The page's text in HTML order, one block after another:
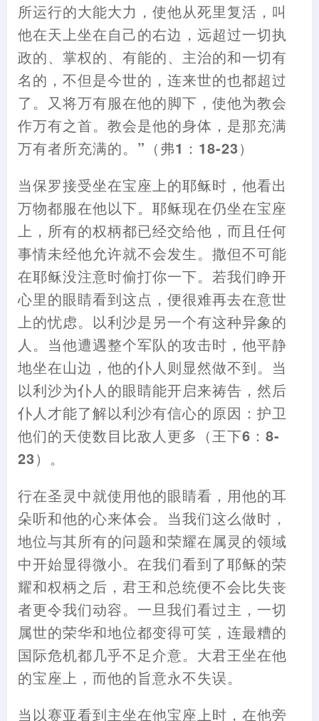
所运行的大能大力 ， 使他从死里复活 ， 叫
他在天上坐在自己的右边 ， 远超过一切执
政的、掌权的、有能的、主治的和一切有
名的 ， 不但是今世的 ， 连来世的也都超过
了。又将万有服在他的脚下 ， 使他为教会
作万有之首。教会是他的身体 ， 是那充满
万有者所充满的。” （弗1 ： 18-23）
当保罗接受坐在宝座上的耶稣时 ， 他看出
万物都服在他以下。耶稣现在仍坐在宝座
上 ， 所有的权柄都已经交给他 ， 而且任何
事情未经他允许就不会发生。撒但不可能
在耶稣没注意时偷打你一下。若我们睁开
心里的眼睛看到这点 ， 便很难再去在意世
上的忧虑。以利沙是另一个有这种异象的
人。当他遭遇整个军队的攻击时 ， 他平静
地坐在山边 ， 他的仆人则显然做不到。当
以利沙为仆人的眼睛能开启来祷告 ， 然后
仆人才能了解以利沙有信心的原因 ： 护卫
他们的天使数目比敌人更多 （王下6 ： 8-
23）。
行在圣灵中就使用他的眼睛看 ， 用他的耳
朵听和他的心来体会。当我们这么做时 ，
地位与其所有的问题和荣耀在属灵的领域
中开始显得微小。在我们看到了耶稣的荣
耀和权柄之后 ， 君王和总统便不会比失丧
者更令我们动容。一旦我们看过主 ， 一切
属世的荣华和地位都变得可笑 ， 连最糟的
国际危机都几乎不足介意。大君王坐在他
的宝座上 ， 而他的旨意永不失误。
当以赛亚看到主坐在他宝座上时 ， 在他旁